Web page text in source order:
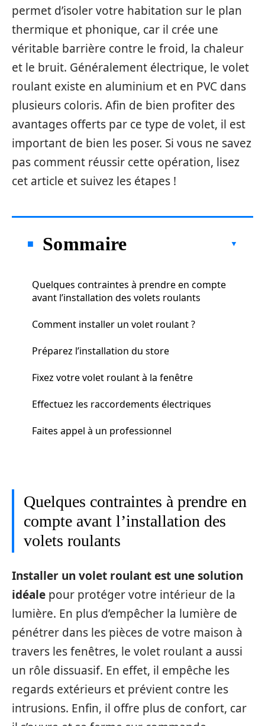
permet d’isoler votre habitation sur le plan
thermique et phonique, car il crée une
véritable barrière contre le froid, la chaleur
et le bruit. Généralement électrique, le volet
roulant existe en aluminium et en PVC dans
plusieurs coloris. Afin de bien profiter des
avantages offerts par ce type de volet, il est
important de bien les poser. Si vous ne savez
pas comment réussir cette opération, lisez
cet article et suivez les étapes !
Sommaire
Quelques contraintes à prendre en compte
avant l’installation des volets roulants
Comment installer un volet roulant ?
Préparez l’installation du store
Fixez votre volet roulant à la fenêtre
Effectuez les raccordements électriques
Faites appel à un professionnel
Quelques contraintes à prendre en
compte avant l’installation des
volets roulants
Installer un volet roulant est une solution
idéale pour protéger votre intérieur de la
lumière. En plus d’empêcher la lumière de
pénétrer dans les pièces de votre maison à
travers les fenêtres, le volet roulant a aussi
un rôle dissuasif. En effet, il empêche les
regards extérieurs et prévient contre les
intrusions. Enfin, il offre plus de confort, car